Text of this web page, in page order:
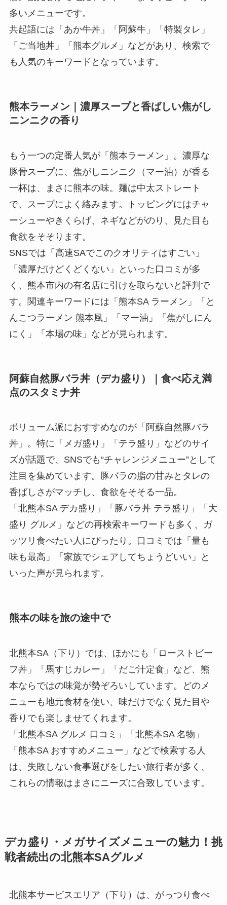
多いメニューです。
共起語には「あか牛丼」「阿蘇牛」「特製タレ」
「ご当地丼」「熊本グルメ」などがあり、検索で
も人気のキーワードとなっています。
熊本ラーメン｜濃厚スープと香ばしい焦がし
ニンニクの香り
もう一つの定番人気が「熊本ラーメン」。濃厚な
豚骨スープに、焦がしニンニク（マー油）が香る
一杯は、まさに熊本の味。麺は中太ストレート
で、スープによく絡みます。トッピングにはチャ
ーシューやきくらげ、ネギなどがのり、見た目も
食欲をそそります。
SNSでは「高速SAでこのクオリティはすごい」
「濃厚だけどくどくない」といった口コミが多
く、熊本市内の有名店に引けを取らないと評判で
す。関連キーワードには「熊本SA ラーメン」「と
んこつラーメン 熊本風」「マー油」「焦がしにん
にく」「本場の味」などが見られます。
阿蘇自然豚バラ丼（デカ盛り）｜食べ応え満
点のスタミナ丼
ボリューム派におすすめなのが「阿蘇自然豚バラ
丼」。特に「メガ盛り」「テラ盛り」などのサイ
ズが話題で、SNSでも“チャレンジメニュー”として
注目を集めています。豚バラの脂の甘みとタレの
香ばしさがマッチし、食欲をそそる一品。
「北熊本SA デカ盛り」「豚バラ丼 テラ盛り」「大
盛り グルメ」などの再検索キーワードも多く、ガ
ッツリ食べたい人にぴったり。口コミでは「量も
味も最高」「家族でシェアしてちょうどいい」と
いった声が見られます。
熊本の味を旅の途中で
北熊本SA（下り）では、ほかにも「ローストビー
フ丼」「馬すじカレー」「だご汁定食」など、熊
本ならではの味覚が勢ぞろいしています。どのメ
ニューも地元食材を使い、味だけでなく見た目や
香りでも楽しませてくれます。
「北熊本SA グルメ 口コミ」「北熊本SA 名物」
「熊本SA おすすめメニュー」などで検索する人
は、失敗しない食事選びをしたい旅行者が多く、
これらの情報はまさにニーズに合致しています。
デカ盛り・メガサイズメニューの魅力！挑
戦者続出の北熊本SAグルメ
北熊本サービスエリア（下り）は、がっつり食べ